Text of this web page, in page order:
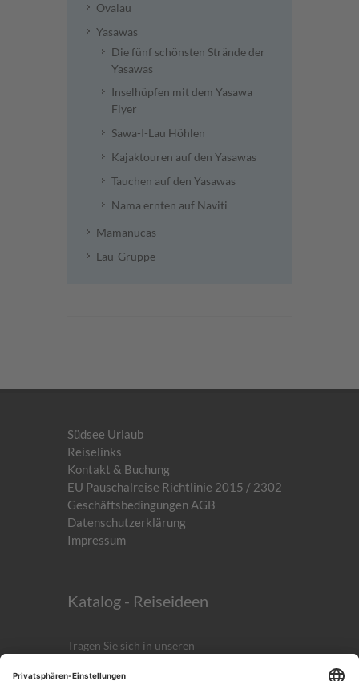
Ovalau
Yasawas
Die fünf schönsten Strände der
Yasawas
Inselhüpfen mit dem Yasawa
Flyer
Sawa-I-Lau Höhlen
Kajaktouren auf den Yasawas
Tauchen auf den Yasawas
Nama ernten auf Naviti
Mamanucas
Lau-Gruppe
Südsee Urlaub
Reiselinks
Kontakt & Buchung
EU Pauschalreise Richtlinie 2015 / 2302
Geschäftsbedingungen AGB
Datenschutzerklärung
Impressum
Katalog - Reiseideen
Tragen Sie sich in unseren